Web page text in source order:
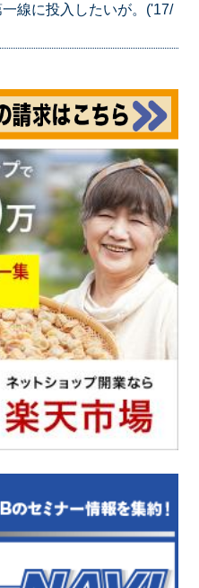
線に投入したいが。('17/